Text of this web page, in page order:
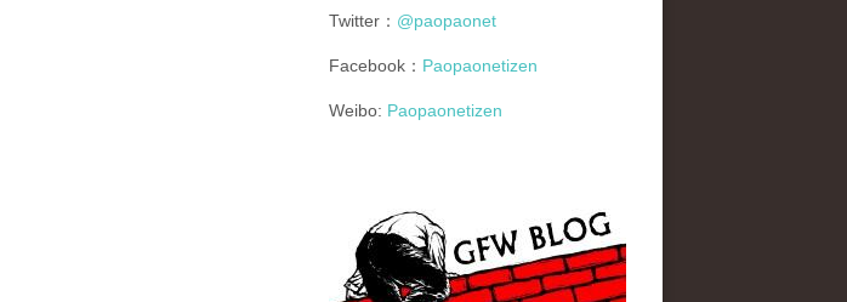
Twitter： @paopaonet
Facebook： Paopaonetizen
Weibo: Paopaonetizen
gfw_blog_small.jpg